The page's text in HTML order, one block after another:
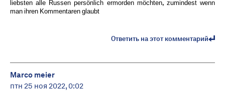
liebsten alle Russen persönlich ermorden möchten, zumindest wenn
man ihren Kommentaren glaubt
Ответить на этот комментарий
Marco meier
птн 25 ноя 2022, 0:02